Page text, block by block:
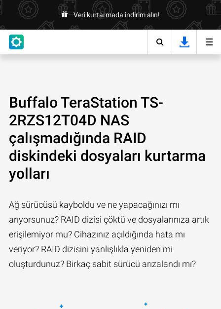
Veri kurtarmada indirim alın!
Buffalo TeraStation TS-
2RZS12T04D NAS
çalışmadığında RAID
diskindeki dosyaları kurtarma
yolları
Ağ sürücüsü kayboldu ve ne yapacağınızı mı
arıyorsunuz? RAID dizisi çöktü ve dosyalarınıza artık
erişilemiyor mu? Cihazınız açıldığında hata mı
veriyor? RAID dizisini yanlışlıkla yeniden mi
oluşturdunuz? Birkaç sabit sürücü arızalandı mı?